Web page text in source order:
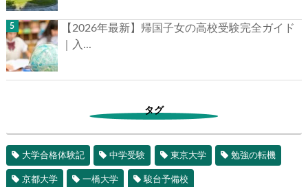
【2026年最新】帰国子女の高校受験完全ガイド
｜入...
タグ
大学合格体験記 中学受験 東京大学 勉強の転機
京都大学 一橋大学 駿台予備校